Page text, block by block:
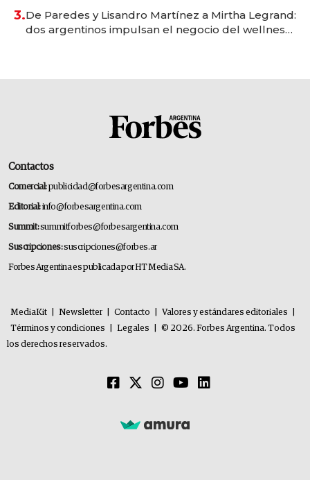
3.De Paredes y Lisandro Martínez a Mirtha Legrand:
dos argentinos impulsan el negocio del wellness
Contactos
Comercial:publicidad@forbesargentina.com
Editorial:info@forbesargentina.com
Summit:summitforbes@forbesargentina.com
Suscripciones:suscripciones@forbes.ar
Forbes Argentina es publicada por HT Media SA.
MediaKit Newsletter Contacto Valores y estándares editoriales
Términos y condiciones
Legales
© 2026. Forbes Argentina. Todos
los derechos reservados.